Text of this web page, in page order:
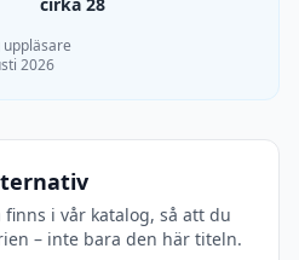
2026
i vår katalog, så att du
– inte bara den här titeln.